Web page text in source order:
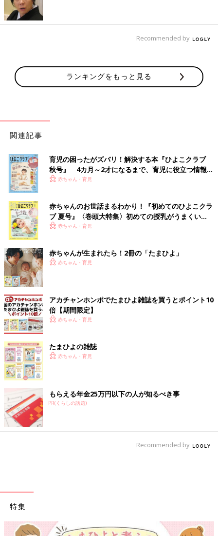
Recommended by
ランキングをもっと見る
関連記事
育児の困ったがズバリ！解決する本『ひよこクラブ
秋号』 4カ月～2才になるまで、育児に役立つ情報が
いっぱい！
赤ちゃん・育児
赤ちゃんのお世話まるわかり！『初めてのひよこクラ
ブ 夏号』〈巻頭大特集〉初めての授乳がうまくい
く！ おっぱい・ミルクの基本と夏のトラブル 解決テ
赤ちゃん・育児
赤ちゃんが生まれたら！2冊の「たまひよ」
赤ちゃん・育児
アカチャンホンポでたまひよ雑誌を買うとポイント10
倍【期間限定】
赤ちゃん・育児
たまひよの雑誌
赤ちゃん・育児
もらえる年金25万円以下の人が知るべき事
PR(くらしの話題)
Recommended by
特集
【ワクチン接種できるものも】妊婦の